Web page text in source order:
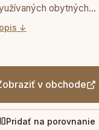
obytných…
↓
v obchode
Pridať na porovnanie